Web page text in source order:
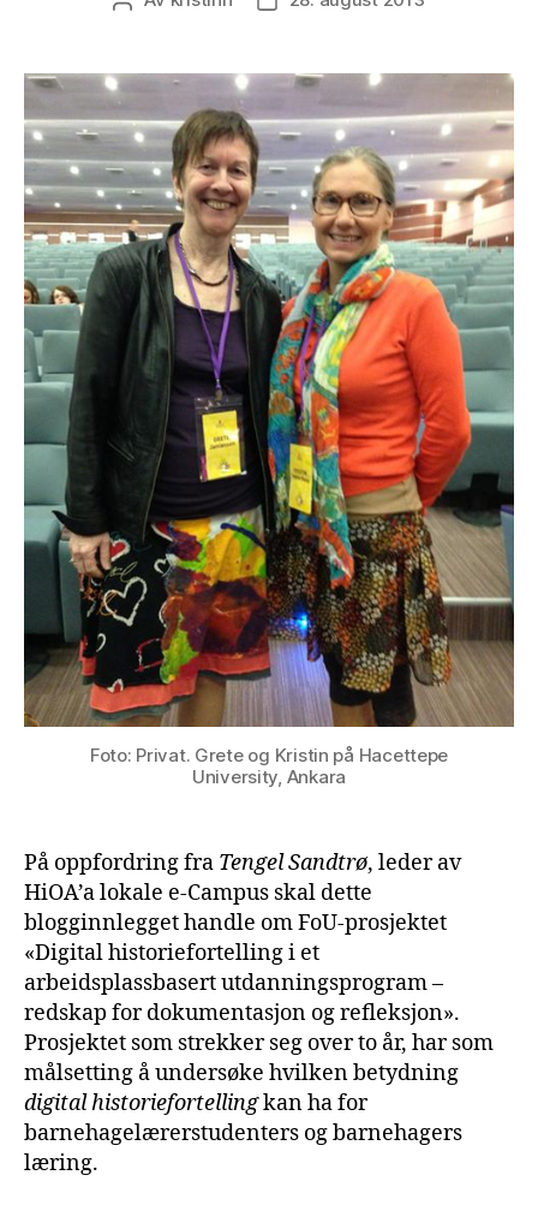
Foto: Privat. Grete og Kristin på Hacettepe
University, Ankara
På oppfordring fra Tengel Sandtrø, leder av
HiOA’a lokale e-Campus skal dette
blogginnlegget handle om FoU-prosjektet
«Digital historiefortelling i et
arbeidsplassbasert utdanningsprogram –
redskap for dokumentasjon og refleksjon».
Prosjektet som strekker seg over to år, har som
målsetting å undersøke hvilken betydning
digital historiefortellingkan ha for
barnehagelærerstudenters og barnehagers
læring.